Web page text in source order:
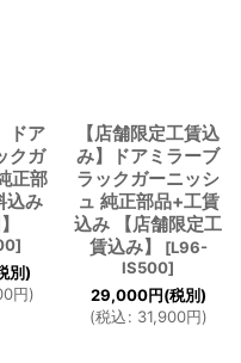
ドア
クガ
正部
込み
】
]
別)
円)
【店舗限定工賃込
み】ドアミラーブ
ラックガーニッシ
ュ 純正部品+工賃
込み 【店舗限定工
賃込み】
[L96-
IS500]
29,000円(税別)
(税込: 31,900円)